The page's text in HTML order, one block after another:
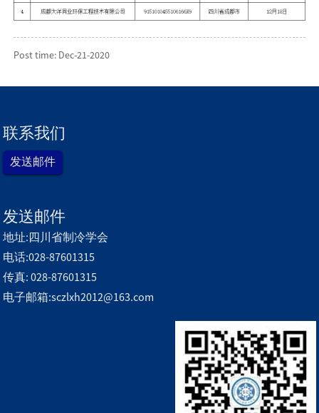
Post time: Dec-21-2020
联系我们
发送邮件
发送邮件
地址:四川省制冷学会
电话:028-87601315
传真: 028-87601315
电子邮箱:sczlxh2012@163.com